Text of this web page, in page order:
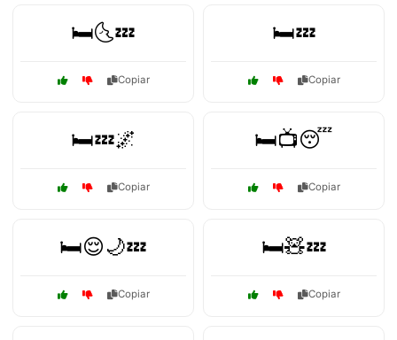
🛏️🌜💤
Copiar
🛏️💤
Copiar
🛏️💤🌌
Copiar
🛏️📺😴
Copiar
🛏️😌🌙💤
Copiar
🛏️🧸💤
Copiar